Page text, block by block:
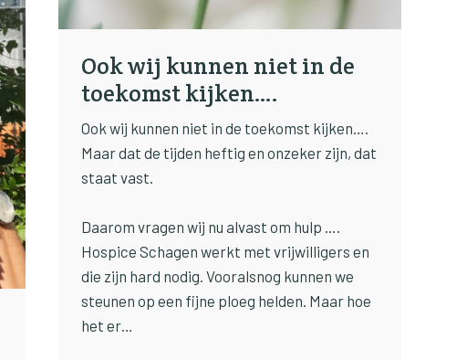
Ook wij kunnen niet in de
toekomst kijken….
Ook wij kunnen niet in de toekomst kijken….
Maar dat de tijden heftig en onzeker zijn, dat
staat vast.
Daarom vragen wij nu alvast om hulp ….
Hospice Schagen werkt met vrijwilligers en
die zijn hard nodig. Vooralsnog kunnen we
steunen op een fijne ploeg helden. Maar hoe
het er…